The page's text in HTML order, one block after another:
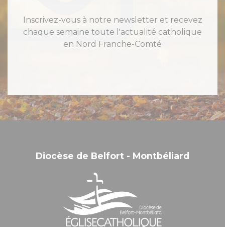
Inscrivez-vous à notre newsletter et recevez
chaque semaine toute l'actualité catholique
en Nord Franche-Comté
Diocèse de Belfort - Montbéliard